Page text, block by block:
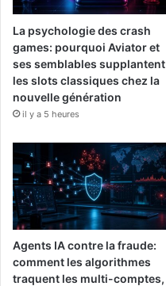
La psychologie des crash
games: pourquoi Aviator et
ses semblables supplantent
les slots classiques chez la
nouvelle génération
il y a 5 heures
Agents IA contre la fraude:
comment les algorithmes
traquent les multi-comptes,